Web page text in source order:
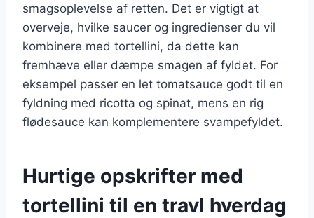
smagsoplevelse af retten. Det er vigtigt at
overveje, hvilke saucer og ingredienser du vil
kombinere med tortellini, da dette kan
fremhæve eller dæmpe smagen af fyldet. For
eksempel passer en let tomatsauce godt til en
fyldning med ricotta og spinat, mens en rig
flødesauce kan komplementere svampefyldet.
Hurtige opskrifter med
tortellini til en travl hverdag